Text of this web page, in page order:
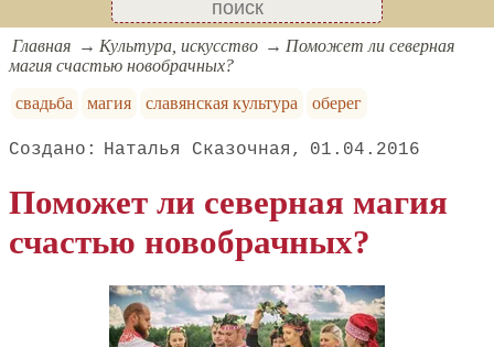
Главная Культура, искусство
Поможет ли северная
магия счастью новобрачных?
свадьба
магия славянская культура оберег
Наталья Сказочная 01.04.2016
Поможет ли северная магия
счастью новобрачных?